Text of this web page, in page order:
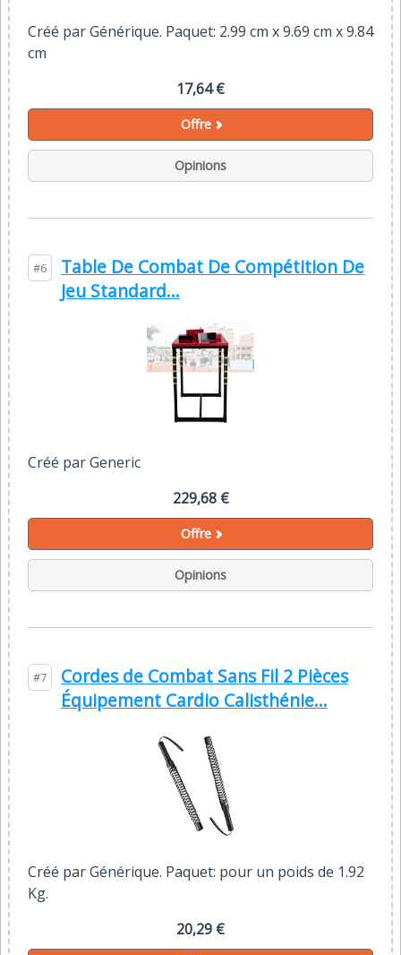
Créé par Générique. Paquet: 2.99 cm x 9.69 cm x 9.84
cm
17,64 €
Offre
Opinions
#6
Table De Combat De Compétition De
Jeu Standard...
Créé par Generic
229,68 €
Offre
Opinions
#7
Cordes de Combat Sans Fil 2 Pièces
Équipement Cardio Calisthénie...
Créé par Générique. Paquet: pour un poids de 1.92
Kg.
20,29 €